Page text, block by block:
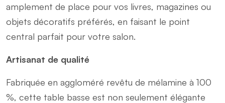
amplement de place pour vos livres, magazines ou
objets décoratifs préférés, en faisant le point
central parfait pour votre salon.
Artisanat de qualité
Fabriquée en aggloméré revêtu de mélamine à 100
%, cette table basse est non seulement élégante